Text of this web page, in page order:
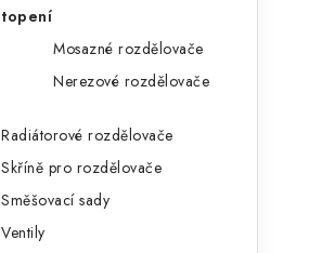
topení
Mosazné rozdělovače
Nerezové rozdělovače
Radiátorové rozdělovače
Skříně pro rozdělovače
Směšovací sady
Ventily